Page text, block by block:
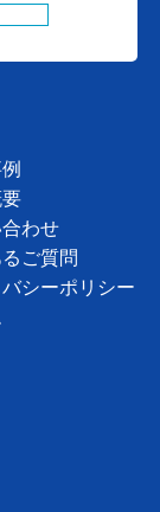
わせ
ご質問
シーポリシー